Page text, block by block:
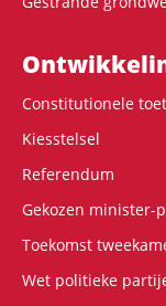
Constitutionele
Kiesstelsel
Referendum
Gekozen
Toekomst
Wet politieke